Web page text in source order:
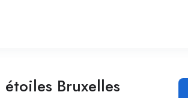
Bruxelles